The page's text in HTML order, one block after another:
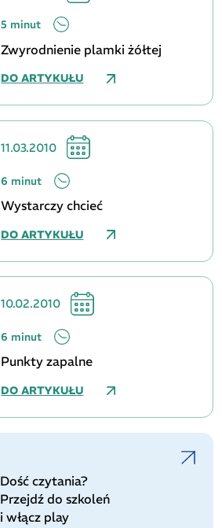
5 minut
Zwyrodnienie plamki żółtej
DO ARTYKUŁU
11.03.2010
6 minut
Wystarczy chcieć
DO ARTYKUŁU
10.02.2010
6 minut
Punkty zapalne
DO ARTYKUŁU
Dość czytania?
Przejdź do szkoleń
i włącz play